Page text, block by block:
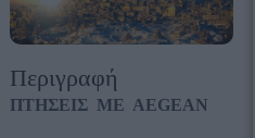
Περιγραφή
ΠΤΗΣΕΙΣ ME AEGEAN